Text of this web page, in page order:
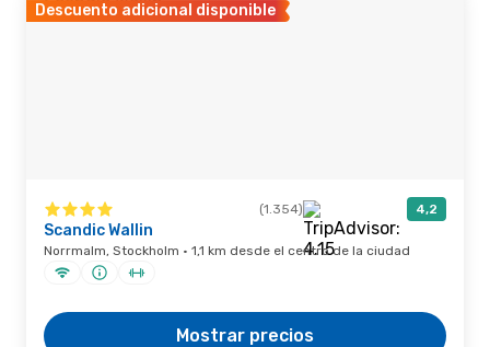
Descuento adicional disponible
(1.354) 4,2
Scandic Wallin
Norrmalm, Stockholm · 1,1 km desde el centro de la ciudad
Mostrar precios